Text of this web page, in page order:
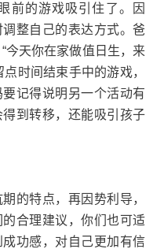
前的游戏吸引住了。因
整自己的表达方式。爸
今天你在家做值日生，来
时间结束手中的游戏，
记得说明另一个活动有
到转移，还能吸引孩子
特点，再因势利导，
合理建议，你们也可适
功感，对自己更加有信